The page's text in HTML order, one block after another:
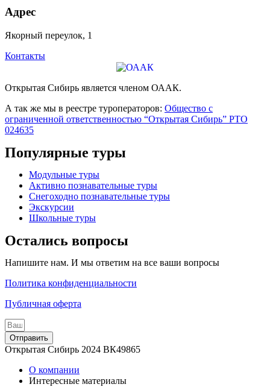
Адрес
Якорный переулок, 1
Контакты
Открытая Сибирь является членом ОААК.
А так же мы в реестре туроператоров: Общество с
ограниченной ответственностью “Открытая Сибирь” РТО
024635
Популярные туры
Модульные туры
Активно познавательные туры
Снегоходно познавательные туры
Экскурсии
Школьные туры
Остались вопросы
Напишите нам. И мы ответим на все ваши вопросы
Политика конфиденциальности
Публичная оферта
Отправить
Открытая Сибирь 2024 ВК49865
О компании
Интересные материалы